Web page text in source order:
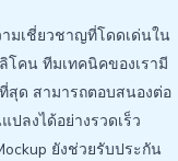
มเชี่ยวชาญที่โดดเด่นใน
คน ทีมเทคนิคของเรามี
ด สามารถตอบสนองต่อ
ลงได้อย่างรวดเร็ว
ยังช่วยรับประกัน